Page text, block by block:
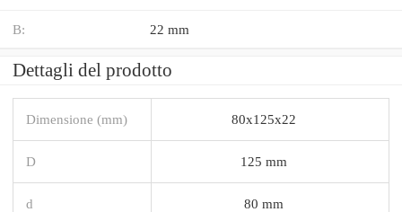
B: 22 mm
Dettagli del prodotto
Dimensione (mm) 80x125x22
D 125 mm
d 80 mm